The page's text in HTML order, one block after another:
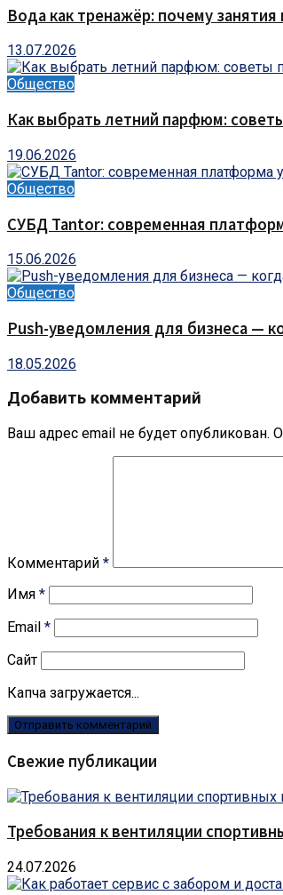
Вода как тренажёр: почему
13.07.2026
Общество
Как выбрать летний парфюм:
19.06.2026
Общество
СУБД Tantor: современная
15.06.2026
Общество
Push-уведомления для бизнеса —
18.05.2026
Добавить комментарий
Ваш адрес email не будет опубликован.
Комментарий *
Имя *
Email *
Сайт
Капча загружается...
Свежие публикации
Требования к вентиляции
24.07.2026